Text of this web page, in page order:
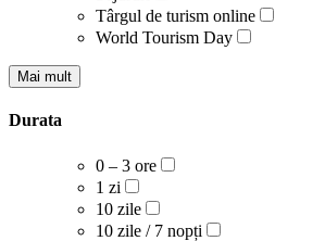
Târgul de turism online
World Tourism Day
Mai mult
Durata
0 – 3 ore
1 zi
10 zile
10 zile / 7 nopți